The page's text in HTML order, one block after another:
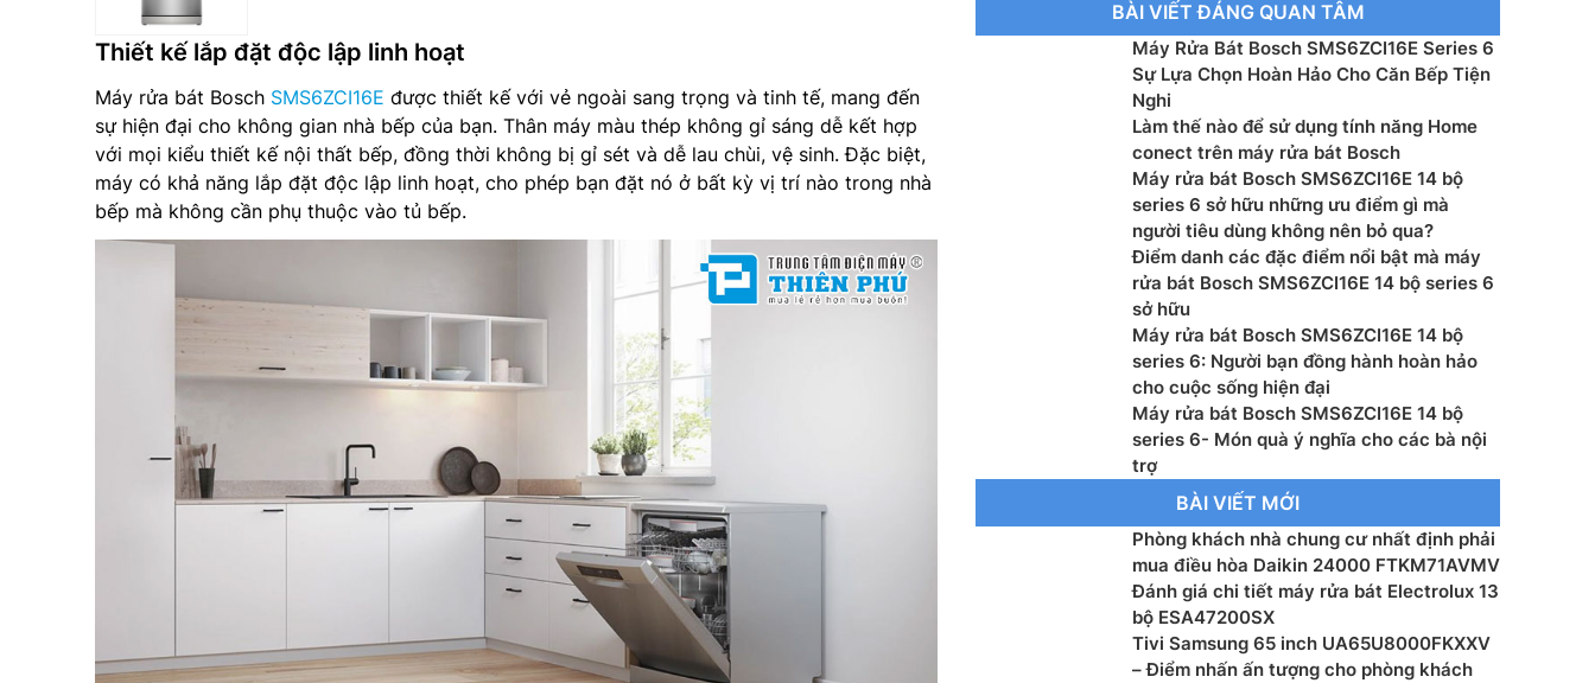
Thiết kế lắp đặt độc lập linh hoạt
Máy rửa bát Bosch SMS6ZCI16E được thiết kế với vẻ ngoài sang trọng và tinh tế, mang đến
sự hiện đại cho không gian nhà bếp của bạn. Thân máy màu thép không gỉ sáng dễ kết hợp
với mọi kiểu thiết kế nội thất bếp, đồng thời không bị gỉ sét và dễ lau chùi, vệ sinh. Đặc biệt,
máy có khả năng lắp đặt độc lập linh hoạt, cho phép bạn đặt nó ở bất kỳ vị trí nào trong nhà
bếp mà không cần phụ thuộc vào tủ bếp.
Điều khiển: Nút nhấn
Tiêu thụ nước: 9 lít/lần rửa
Công suất tiêu thụ điện: 0.65 (kWh)
Điện nguồn: 220-240 V, 50-60 Hz
Kích thước: 845 x 600 x 600 mm
Trọng lượng: 54.1 kg
Hãng sản xuất: Bosch
BÀI VIẾT ĐÁNG QUAN TÂM
Máy Rửa Bát Bosch SMS6ZCI16E Series 6
Sự Lựa Chọn Hoàn Hảo Cho Căn Bếp Tiện
Nghi
Làm thế nào để sử dụng tính năng Home
conect trên máy rửa bát Bosch
Máy rửa bát Bosch SMS6ZCI16E 14 bộ
series 6 sở hữu những ưu điểm gì mà
người tiêu dùng không nên bỏ qua?
Điểm danh các đặc điểm nổi bật mà máy
rửa bát Bosch SMS6ZCI16E 14 bộ series 6
sở hữu
Máy rửa bát Bosch SMS6ZCI16E 14 bộ
series 6: Người bạn đồng hành hoàn hảo
cho cuộc sống hiện đại
Máy rửa bát Bosch SMS6ZCI16E 14 bộ
series 6- Món quà ý nghĩa cho các bà nội
trợ
BÀI VIẾT MỚI
Phòng khách nhà chung cư nhất định phải
mua điều hòa Daikin 24000 FTKM71AVMV
Đánh giá chi tiết máy rửa bát Electrolux 13
bộ ESA47200SX
Tivi Samsung 65 inch UA65U8000FKXXV
– Điểm nhấn ấn tượng cho phòng khách